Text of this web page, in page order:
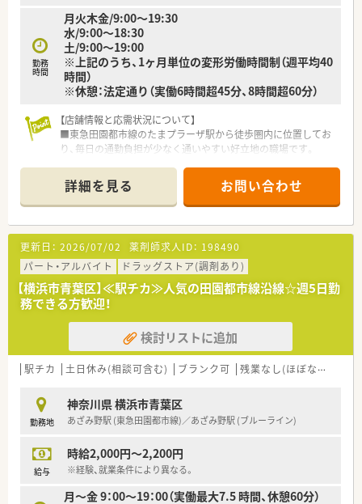
勤務
時間
月火木金/9:00～19:30
水/9:00～18:30
土/9:00～19:00
※上記のうち、1ヶ月単位の変形労働時間制（週平均40
時間）
※休憩：法定通り（実働6時間超45分、8時間超60分）
【店舗情報と応需状況について】
■東急田園都市線のたまプラーザ駅から徒歩圏内に位置してお
り、毎日の通勤負担が少なく通いやすい好立地の職場です。
ており、多科目の処方にも対応できる環境があります。
■薬剤師は常勤3名とパート2名が在籍しており、複数名体制で
協力しながら調剤業務や服薬指導に取り組んでいます。
【法人特徴について】
■関西地方を中心に全国規模で店舗展開を行っており、親会社が
医療コンサルティングを行うなど経営基盤が非常に安定してい
ます。
■無借金経営を継続しながら全従業員と家族の幸せを追求する
という理念を掲げ、社員への利益還元を重視しています。
■医療モール開発を自社で手掛ける強みを活かし、ドクターとの
連携を深めながら地域医療に貢献している企業です。
【職場環境と雰囲気】
互いに助け合いながら業務を進める温かい雰囲気があります。
■学ぶことを全力で応援する社風があり、各種研修制度や勉強会
を通じてスキルアップを目指す社員を支援しています。
わりの買い物や食事などプライベートも楽しめる立地です。
■機械化や自動化を推進することで業務効率を向上させ、対人業
詳細を見る お問い合わせ
更新日： 2026/07/02 薬剤師求人ID： 198490
パート・アルバイト
ドラッグストア(調剤あり)
【横浜市青葉区】≪駅チカ≫人気の田園都市線沿線☆週5日勤
務できる方歓迎！
検討リストに追加
駅チカ 土日休み(相談可含む) ブランク可 残業なし(ほぼなし含む)
勤務地
神奈川県 横浜市青葉区
あざみ野駅 (東急田園都市線)／あざみ野駅 (ブルーライン)
給与
時給2,000円～2,200円
※経験、就業条件により異なる。
月～金 9：00～19：00（実働最大7.5 時間、休憩60分）